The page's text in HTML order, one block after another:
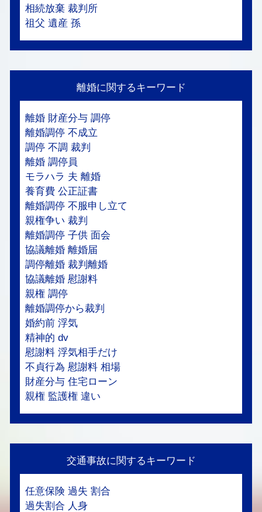
相続放棄 裁判所
祖父 遺産 孫
離婚に関するキーワード
離婚 財産分与 調停
離婚調停 不成立
調停 不調 裁判
離婚 調停員
モラハラ 夫 離婚
養育費 公正証書
離婚調停 不服申し立て
親権争い 裁判
離婚調停 子供 面会
協議離婚 離婚届
調停離婚 裁判離婚
協議離婚 慰謝料
親権 調停
離婚調停から裁判
婚約前 浮気
精神的 dv
慰謝料 浮気相手だけ
不貞行為 慰謝料 相場
財産分与 住宅ローン
親権 監護権 違い
交通事故に関するキーワード
任意保険 過失 割合
過失割合 人身